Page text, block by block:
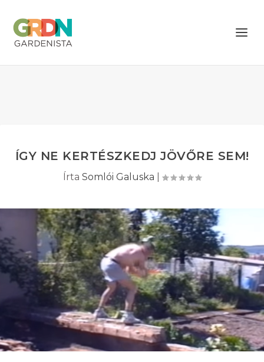
ÍGY NE KERTÉSZKEDJ JÖVŐRE SEM!
Írta Somlói Galuska